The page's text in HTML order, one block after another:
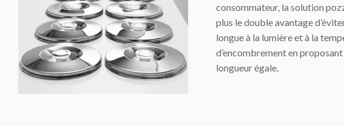
consommateur, la solution
plus le double avantage
longue à la lumière et à la
d’encombrement en
longueur égale.